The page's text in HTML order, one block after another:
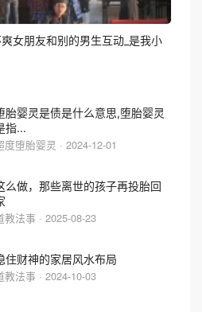
女朋友和别的男生互动_是我小
胎婴灵是债是什么意思,堕胎婴灵
指...
度堕胎婴灵 · 2024-12-01
么做，那些离世的孩子再投胎回
教法事 · 2025-08-23
住财神的家居风水布局
教法事 · 2024-10-03